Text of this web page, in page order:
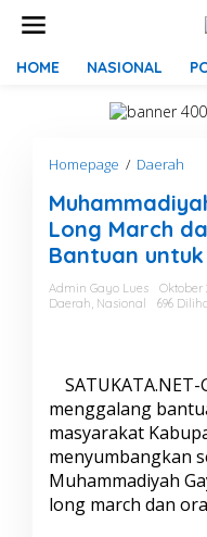
HOME NASIONAL
Homepage / Daerah
h
a
m
m
a
d
h
G
a
y
o
L
u
e
Long March
Bantuan
Admin Gayo Lues
Oktober
Daerah, Nasional 696
SATUKATA.NET-
menggalang
masyarakat
menyumbangkan
Muhammadiyah
long march dan